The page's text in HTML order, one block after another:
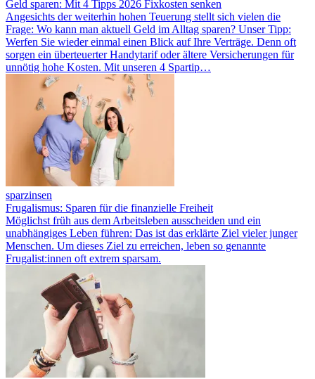
Geld sparen: Mit 4 Tipps 2026 Fixkosten senken
Angesichts der weiterhin hohen Teuerung stellt sich vielen die
Frage: Wo kann man aktuell Geld im Alltag sparen? Unser Tipp:
Werfen Sie wieder einmal einen Blick auf Ihre Verträge. Denn oft
sorgen ein überteuerter Handytarif oder ältere Versicherungen für
unnötig hohe Kosten. Mit unseren 4 Spartip…
sparzinsen
Frugalismus: Sparen für die finanzielle Freiheit
Möglichst früh aus dem Arbeitsleben ausscheiden und ein
unabhängiges Leben führen: Das ist das erklärte Ziel vieler junger
Menschen. Um dieses Ziel zu erreichen, leben so genannte
Frugalist:innen oft extrem sparsam.